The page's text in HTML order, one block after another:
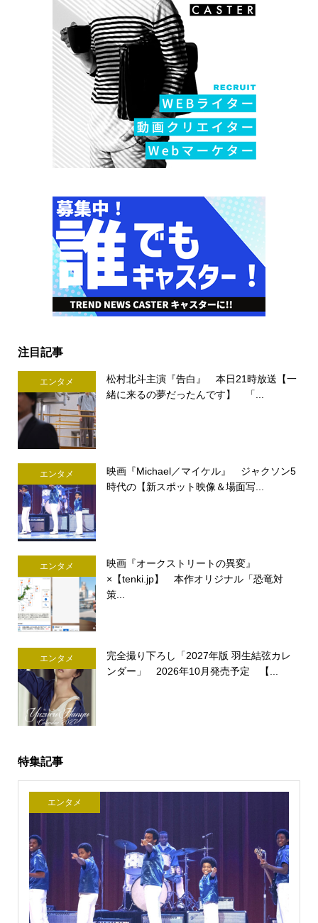
注目記事
エンタメ
松村北斗主演『告白』 本日21時放送【一
緒に来るの夢だったんです】 「...
エンタメ
映画『Michael／マイケル』 ジャクソン5
時代の【新スポット映像＆場面写...
エンタメ
映画『オークストリートの異変』
×【tenki.jp】 本作オリジナル「恐竜対
策...
エンタメ
完全撮り下ろし「2027年版 羽生結弦カレ
ンダー」 2026年10月発売予定 【...
特集記事
エンタメ